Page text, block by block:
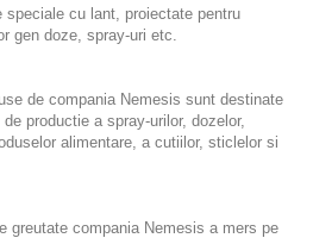
speciale cu lant, proiectate pentru
gen doze, spray-uri etc.
de compania Nemesis sunt destinate
productie a spray-urilor, dozelor,
alimentare, a cutiilor, sticlelor si
greutate compania Nemesis a mers pe